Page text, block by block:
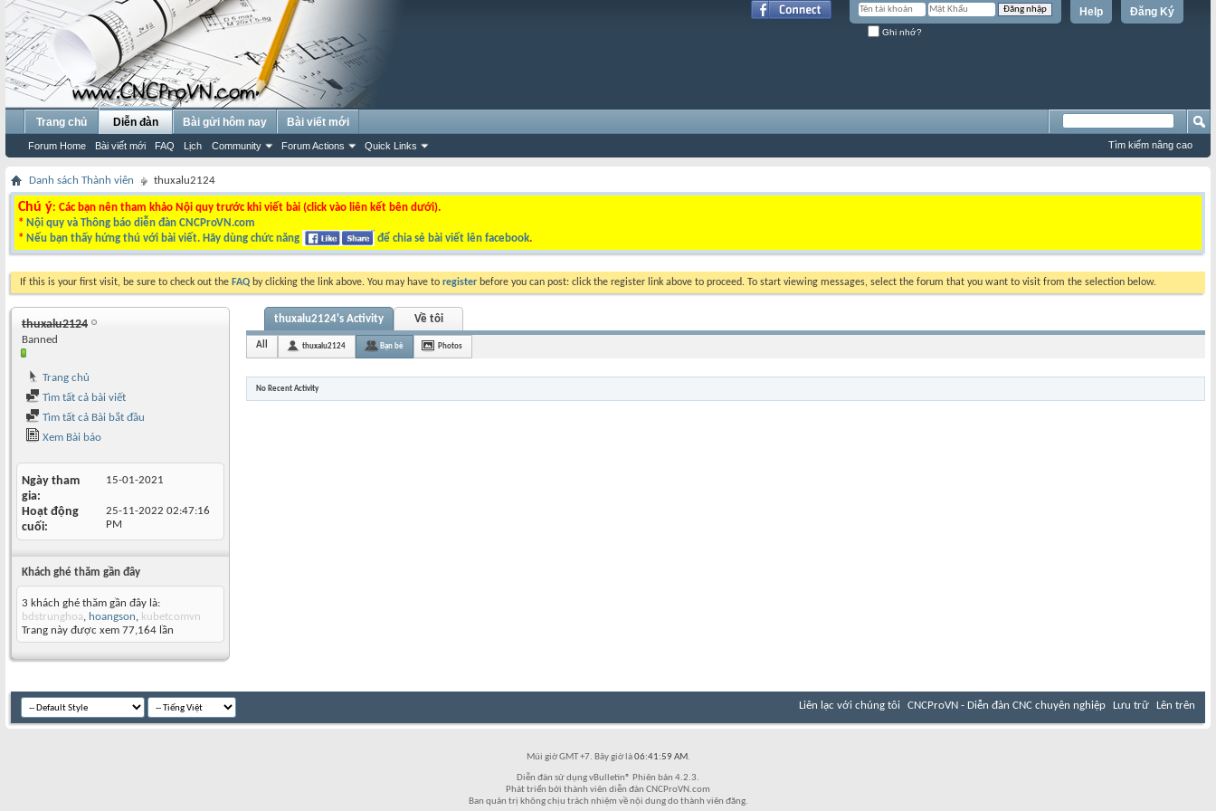
Đăng Ký
Help
Ghi nhớ?
Trang chủ Diễn đàn
Forum Home Bài viết mới FAQ Lịch Community Forum Actions Quick Links
Bài gửi hôm nay Bài viết mới
Tìm kiếm nâng cao
Danh sách Thành viên thuxalu2124
Chú ý: Các bạn nên tham khảo Nội quy trước khi viết bài (click vào liên kết bên dưới).
* Nội quy và Thông báo diễn đàn CNCProVN.com
* Nếu bạn thấy hứng thú với bài viết. Hãy dùng chức năng để chia sẻ bài viết lên facebook.
If this is your first visit, be sure to check out the FAQ by clicking the link above. You may have to register before you can post: click the register link above to proceed. To start viewing messages, select the forum that you want to visit from the selection below.
thuxalu2124
Banned
Trang chủ
Tìm tất cả bài viết
Tìm tất cả Bài bắt đầu
Xem Bài báo
Ngày tham
gia
15-01-2021
Hoạt động
cuối
25-11-2022 02:47:16
PM
Khách ghé thăm gần đây
3 khách ghé thăm gần đây là:
bdstrunghoa, hoangson, kubetcomvn
Trang này được xem 77,164 lần
thuxalu2124's Activity Về tôi
All thuxalu2124 Bạn bè Photos
No Recent Activity
Liên lạc với chúng tôi CNCProVN - Diễn đàn CNC chuyên nghiệp Lưu trữ Lên trên
Múi giờ GMT +7. Bây giờ là06:41:59 AM.
Diễn đàn sử dụng vBulletin® Phiên bản 4.2.3.
Phát triển bởi thành viên diễn đàn CNCProVN.com
Ban quản trị không chịu trách nhiệm về nội dung do thành viên đăng.